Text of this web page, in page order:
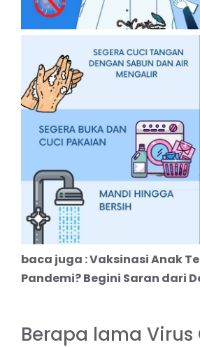
baca juga :Vaksinasi Anak
Pandemi? Begini Saran dari
Berapa lama Virus